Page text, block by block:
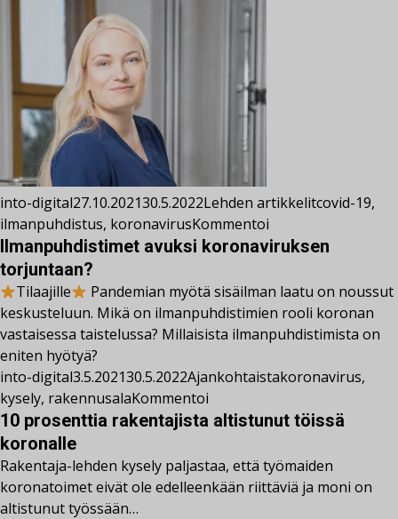
into-digital27.10.202130.5.2022Lehden artikkelitcovid-19,
ilmanpuhdistus, koronavirusKommentoi
Ilmanpuhdistimet avuksi koronaviruksen
torjuntaan?
Tilaajille
Pandemian myötä sisäilman laatu on noussut
keskusteluun. Mikä on ilmanpuhdistimien rooli koronan
vastaisessa taistelussa? Millaisista ilmanpuhdistimista on
eniten hyötyä?
into-digital3.5.202130.5.2022Ajankohtaistakoronavirus,
kysely, rakennusalaKommentoi
10 prosenttia rakentajista altistunut töissä
koronalle
Rakentaja-lehden kysely paljastaa, että työmaiden
koronatoimet eivät ole edelleenkään riittäviä ja moni on
altistunut työssään…